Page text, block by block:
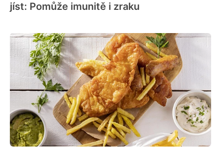
jíst: Pomůže imunitě i zraku